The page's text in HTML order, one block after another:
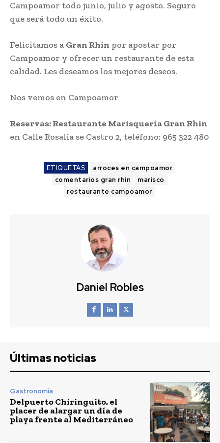
Campoamor todo junio, julio y agosto. Seguro
que será todo un éxito.
Felicitamos a Gran Rhin por apostar por
Campoamor y ofrecer un restaurante de esta
calidad. Les deseamos los mejores deseos.
Nos vemos en Campoamor
Reservas: Restaurante Marisquería Gran Rhin
en Calle Rosalía se Castro 2, teléfono: 965 322 480
ETIQUETAS
arroces en campoamor
comentarios gran rhin
marisco
restaurante campoamor
Daniel Robles
Últimas noticias
Gastronomía
Delpuerto Chiringuito, el
placer de alargar un día de
playa frente al Mediterráneo